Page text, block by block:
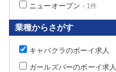
ニューオープン - 1件
業種からさがす
キャバクラのボーイ求人
ガールズバーのボーイ求人